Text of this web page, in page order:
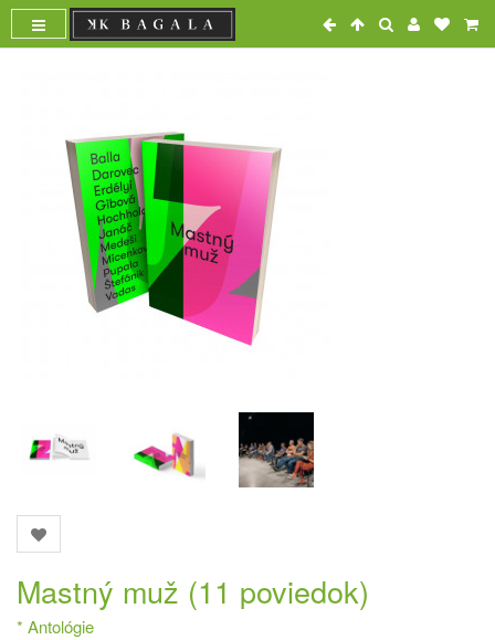
Mastný muž (11 poviedok)
* Antológie